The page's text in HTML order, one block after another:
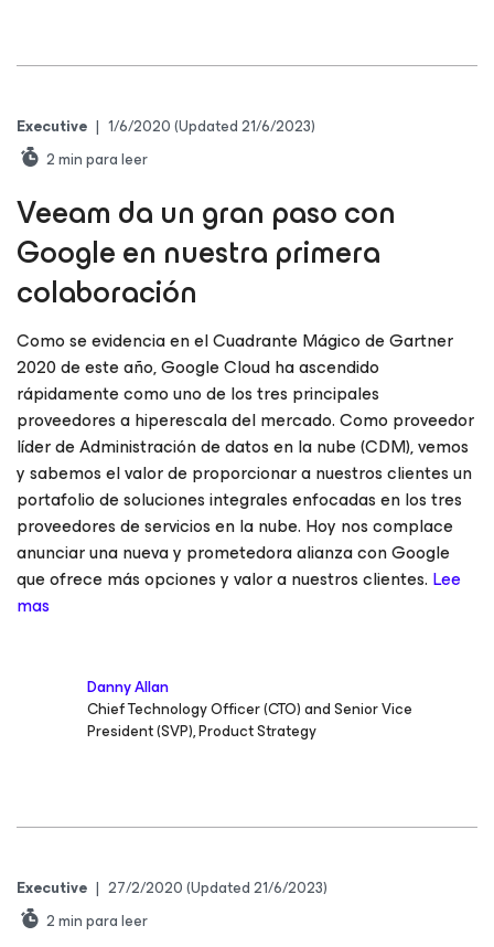
Executive | 1/6/2020(Updated 21/6/2023)
2min para leer
Veeam da un gran paso con
Google en nuestra primera
colaboración
Como se evidencia en el Cuadrante Mágico de Gartner
2020 de este año, Google Cloud ha ascendido
rápidamente como uno de los tres principales
proveedores a hiperescala del mercado. Como proveedor
líder de Administración de datos en la nube (CDM), vemos
y sabemos el valor de proporcionar a nuestros clientes un
portafolio de soluciones integrales enfocadas en los tres
proveedores de servicios en la nube. Hoy nos complace
anunciar una nueva y prometedora alianza con Google
que ofrece más opciones y valor a nuestros clientes. Lee
mas
Danny Allan
Chief Technology Officer (CTO) and Senior Vice
President (SVP), Product Strategy
Executive | 27/2/2020(Updated 21/6/2023)
2min para leer